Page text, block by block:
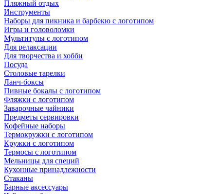
Пляжный отдых
Инструменты
Наборы для пикника и барбекю с логотипом
Игры и головоломки
Мультитулы с логотипом
Для релаксации
Для творчества и хобби
Посуда
Столовые тарелки
Ланч-боксы
Пивные бокалы с логотипом
Фляжки с логотипом
Заварочные чайники
Предметы сервировки
Кофейные наборы
Термокружки с логотипом
Кружки с логотипом
Термосы с логотипом
Мельницы для специй
Кухонные принадлежности
Стаканы
Барные аксессуары